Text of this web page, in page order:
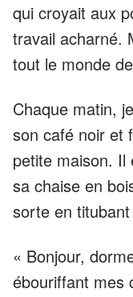
qui croyait aux
travail acharné.
tout le monde
Chaque matin,
son café noir et
petite maison. Il
sa chaise en
sorte en
« Bonjour,
ébouriffant mes